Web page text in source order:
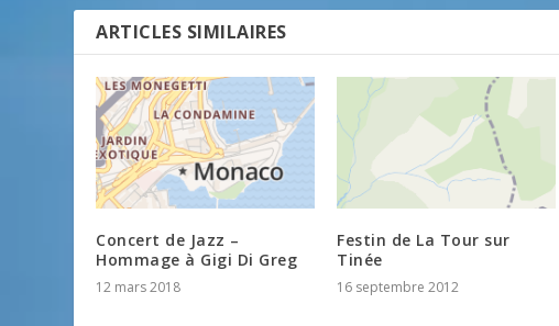
ARTICLES SIMILAIRES
Concert de Jazz –
Hommage à Gigi Di Greg
12 mars 2018
Festin de La Tour sur
Tinée
16 septembre 2012